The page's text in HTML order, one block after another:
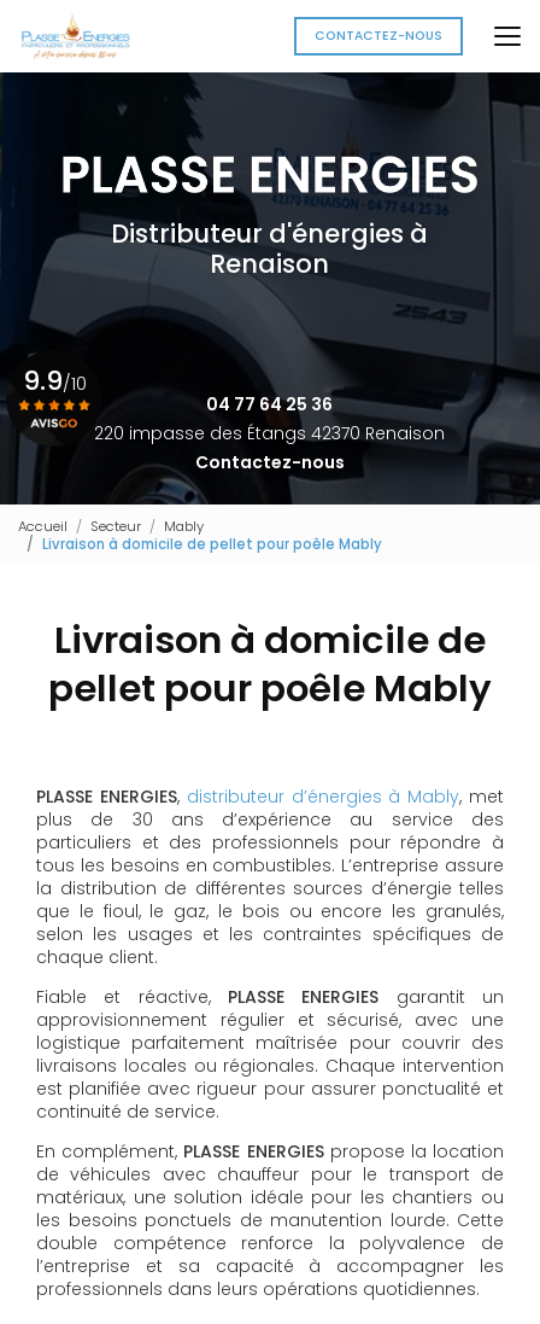
au
contenu
principal
CONTACTEZ-NOUS
Distributeur d'énergies à
Renaison
04 77 64 25 36
220 impasse des Étangs 42370 Renaison
Contactez-nous
9.9/10
Accueil Secteur
Mably
Livraison à domicile de pellet pour poêle Mably
Livraison à domicile de
pellet pour poêle Mably
PLASSE ENERGIES, distributeur d’énergies à Mably, met
plus de 30 ans d’expérience au service des
particuliers et des professionnels pour répondre à
tous les besoins en combustibles. L’entreprise assure
la distribution de différentes sources d’énergie telles
que le fioul, le gaz, le bois ou encore les granulés,
selon les usages et les contraintes spécifiques de
chaque client.
Fiable et réactive, PLASSE ENERGIES garantit un
approvisionnement régulier et sécurisé, avec une
logistique parfaitement maîtrisée pour couvrir des
livraisons locales ou régionales. Chaque intervention
est planifiée avec rigueur pour assurer ponctualité et
continuité de service.
En complément, PLASSE ENERGIESpropose la location
de véhicules avec chauffeur pour le transport de
matériaux, une solution idéale pour les chantiers ou
les besoins ponctuels de manutention lourde. Cette
double compétence renforce la polyvalence de
l’entreprise et sa capacité à accompagner les
professionnels dans leurs opérations quotidiennes.